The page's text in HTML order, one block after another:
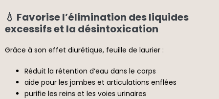
💧 Favorise l’élimination des liquides
excessifs et la désintoxication
Grâce à son effet diurétique, feuille de laurier :
Réduit la rétention d’eau dans le corps
aide pour les jambes et articulations enflées
purifie les reins et les voies urinaires